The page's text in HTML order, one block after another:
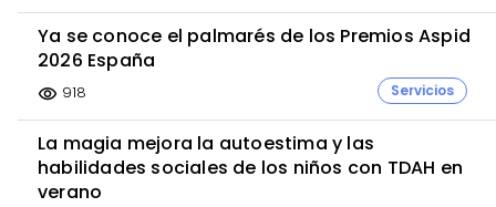
Ya se conoce el palmarés de los Premios Aspid
2026 España
visibility 918 Servicios
La magia mejora la autoestima y las
habilidades sociales de los niños con TDAH en
verano